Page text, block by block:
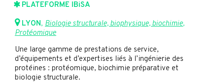
PLATEFORME IBiSA
LYON, Biologie structurale, biophysique, biochimie,
Protéomique
Une large gamme de prestations de service,
d’équipements et d’expertises liés à l’ingénierie des
protéines : protéomique, biochimie préparative et
biologie structurale.